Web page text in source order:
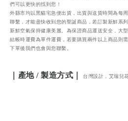
們可以更快的找到您！
外縣市均以黑貓宅急便出貨，出貨與送貨時間為每
聯繫，才能盡快收到您的聖誕商品，若訂製新鮮系
新鮮空氣保持健康美麗。為保證商品運送安全，大
結帳時運費為單件運費，若要購買兩件以上商品則
下單後我們也會與您聯繫。
｜產地 / 製造方式｜ 台灣設計，艾瑞兒